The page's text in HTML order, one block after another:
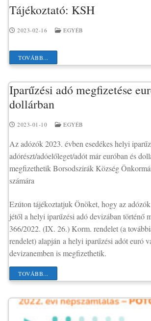
Tájékoztató: KSH
2023-02-16 EGYÉB
TOVÁBB...
Iparűzési adó megfizetése
dollárban
2023-01-10 EGYÉB
Az adózók 2023. évben esedékes helyi
adórészt/adóelőleget/adót már euróban és
megfizethetik Borsodszirák Község
számára
Ezúton tájékoztatjuk Önöket, hogy az
jétől a helyi iparűzési adó devizában történő
366/2022. (IX. 26.) Korm. rendelet (a
rendelet) alapján a helyi iparűzési adót euró
devizanemben is megfizethetik.
TOVÁBB...